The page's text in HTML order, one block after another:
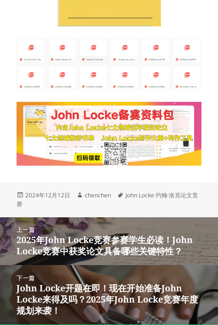
发
2024年12月12日
作
chenchen
标
John Locke 约翰·洛克论文竞
赛
文
章
导
航
上一篇
上
篇
文
章：
2025年John Locke竞赛参赛学生必读！John
Locke竞赛中获奖论文具备哪些关键特性？
下一篇
下
篇
文
章：
John Locke开题在即！现在开始准备John
Locke来得及吗？2025年John Locke竞赛年度
规划来袭！